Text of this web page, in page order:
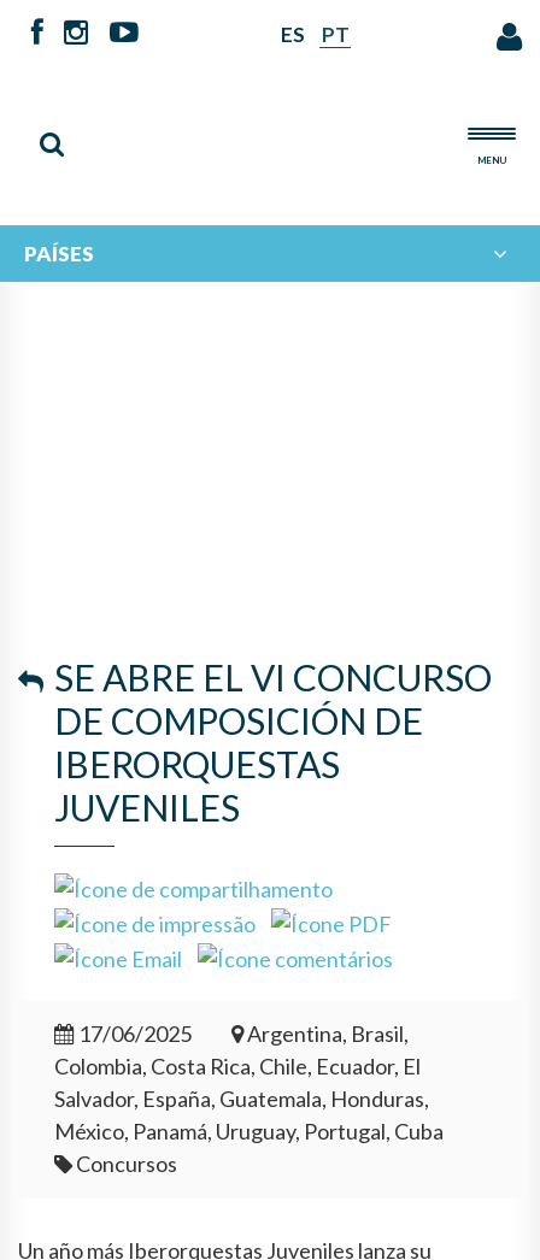
ES PT
MENU
PAÍSES
SE ABRE EL VI CONCURSO
DE COMPOSICIÓN DE
IBERORQUESTAS
JUVENILES
17/06/2025
Argentina, Brasil,
Colombia, Costa Rica, Chile, Ecuador, El
Salvador, España, Guatemala, Honduras,
México, Panamá, Uruguay, Portugal, Cuba
Concursos
Un año más Iberorquestas Juveniles lanza su